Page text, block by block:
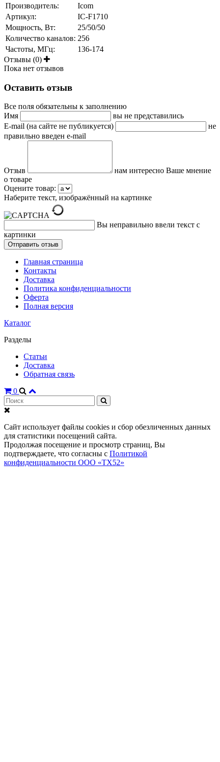
Производитель:
Icom
Артикул:
IC-F1710
Мощность, Вт:
25/50/50
Количество каналов: 256
Частоты, МГц:
136-174
Отзывы (0)
Пока нет отзывов
Оставить отзыв
Все поля обязательны к заполнению
Имя
вы не представились
E-mail (на сайте не публикуется)
не
правильно введен e-mail
Отзыв
нам интересно Ваше мнение
о товаре
Оцените товар:
Наберите текст, изображённый на картинке
Вы неправильно ввели текст с
картинки
Главная страница
Контакты
Доставка
Политика конфиденциальности
Оферта
Полная версия
Каталог
Разделы
Статьи
Доставка
Обратная связь
0
Сайт использует файлы cookies и сбор обезличенных данных
для статистики посещений сайта.
Продолжая посещение и просмотр страниц, Вы
подтверждаете, что согласны с Политикой
конфиденциальности ООО «ТХ52»